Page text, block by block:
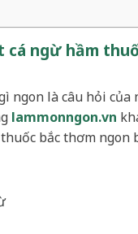
cá ngừ hầm
ngon là câu hỏi
lammonngon.vn
bắc thơm ngon